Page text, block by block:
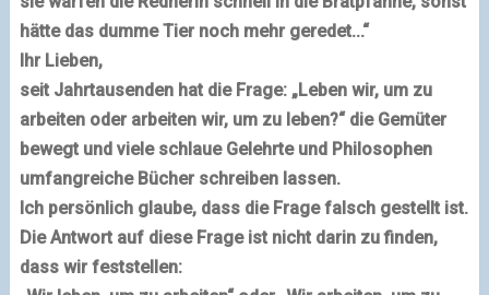
hätte das dumme Tier noch mehr geredet...“
Ihr Lieben,
seit Jahrtausenden hat die Frage: „Leben wir, um zu
arbeiten oder arbeiten wir, um zu leben?“die Gemüter
bewegt und viele schlaue Gelehrte und Philosophen
umfangreiche Bücher schreiben lassen.
Ich persönlich glaube, dass die Frage falsch gestellt ist.
Die Antwort auf diese Frage ist nicht darin zu finden,
dass wir feststellen: